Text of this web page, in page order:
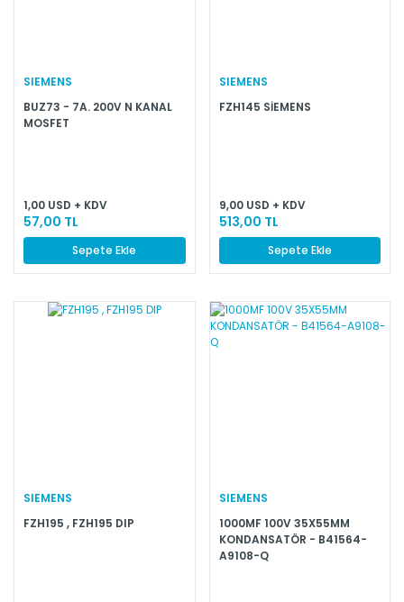
SIEMENS
BUZ73 - 7A. 200V N KANAL
MOSFET
1,00 USD + KDV
57,00 TL
Sepete Ekle
SIEMENS
FZH145 SİEMENS
9,00 USD + KDV
513,00 TL
Sepete Ekle
SIEMENS
FZH195 , FZH195 DIP
SIEMENS
1000MF 100V 35X55MM
KONDANSATÖR - B41564-
A9108-Q